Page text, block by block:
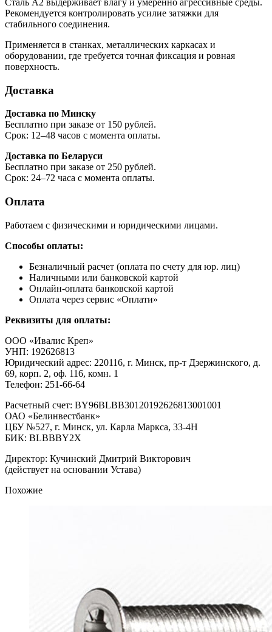
Рекомендуется контролировать усилие затяжки для
стабильного соединения.
Применяется в станках, металлических каркасах и
оборудовании, где требуется точная фиксация и ровная
поверхность.
Доставка
Доставка по Минску
Бесплатно при заказе от 150 рублей.
Срок: 12–48 часов с момента оплаты.
Доставка по Беларуси
Бесплатно при заказе от 250 рублей.
Срок: 24–72 часа с момента оплаты.
Оплата
Работаем с физическими и юридическими лицами.
Способы оплаты:
Безналичный расчет (оплата по счету для юр. лиц)
Наличными или банковской картой
Онлайн-оплата банковской картой
Оплата через сервис «Оплати»
Реквизиты для оплаты:
ООО «Ивалис Креп»
УНП: 192626813
Юридический адрес: 220116, г. Минск, пр-т Дзержинского, д.
69, корп. 2, оф. 116, комн. 1
Телефон: 251-66-64
Расчетный счет: BY96BLBB30120192626813001001
ОАО «Белинвестбанк»
ЦБУ №527, г. Минск, ул. Карла Маркса, 33-4Н
БИК: BLBBBY2X
Директор: Кучинский Дмитрий Викторович
(действует на основании Устава)
Похожие